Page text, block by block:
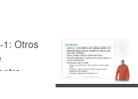
1: Otros
29-31)